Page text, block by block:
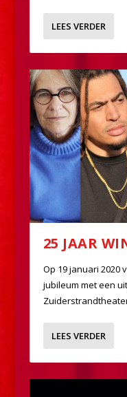
LEES VERDER
25 JAAR
Op 19 januari 2020
jubileum met een
LEES VERDER